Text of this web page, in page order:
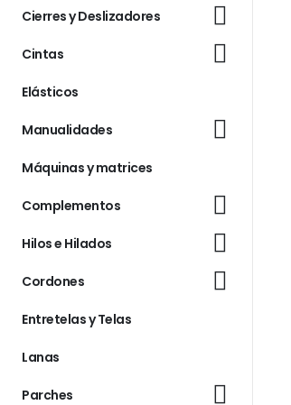
Cierres y Deslizadores
Cintas
Elásticos
Manualidades
Máquinas y matrices
Complementos
Hilos e Hilados
Cordones
Entretelas y Telas
Lanas
Parches